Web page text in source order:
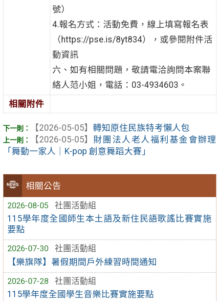
相關公告
2026-08-05
社團活動組
115學年度全國師生本土語及新住民語歌謠比賽實施
要點
2026-07-30
社團活動組
【樂旗隊】暑假期間戶外練習時間通知
2026-07-28
社團活動組
115學年度全國學生音樂比賽實施要點
號）
4.報名方式：活動免費，線上填寫報名表
（https://pse.is/8yt834），或參閱附件活
動資訊
六、如有相關問題，敬請電洽詢問本案聯
絡人范小姐，電話：03-4934603。
相關附件
【2026-05-05】 轉知原住民族特考懶人包
【2026-05-05】
財團法人老人福利基金會辦理
「舞動一家人｜K-pop 創意舞蹈大賽」